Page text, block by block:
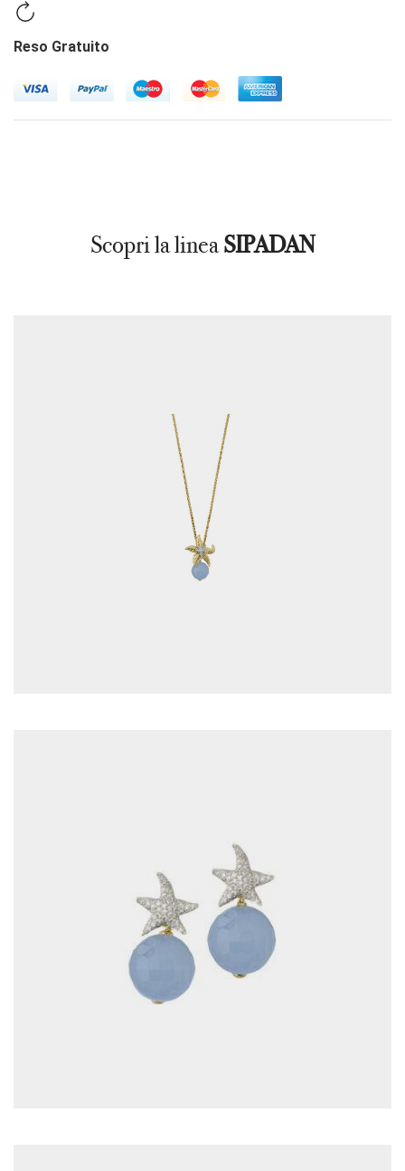
Reso Gratuito
Scopri la lineaSIPADAN